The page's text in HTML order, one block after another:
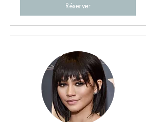
Réserver